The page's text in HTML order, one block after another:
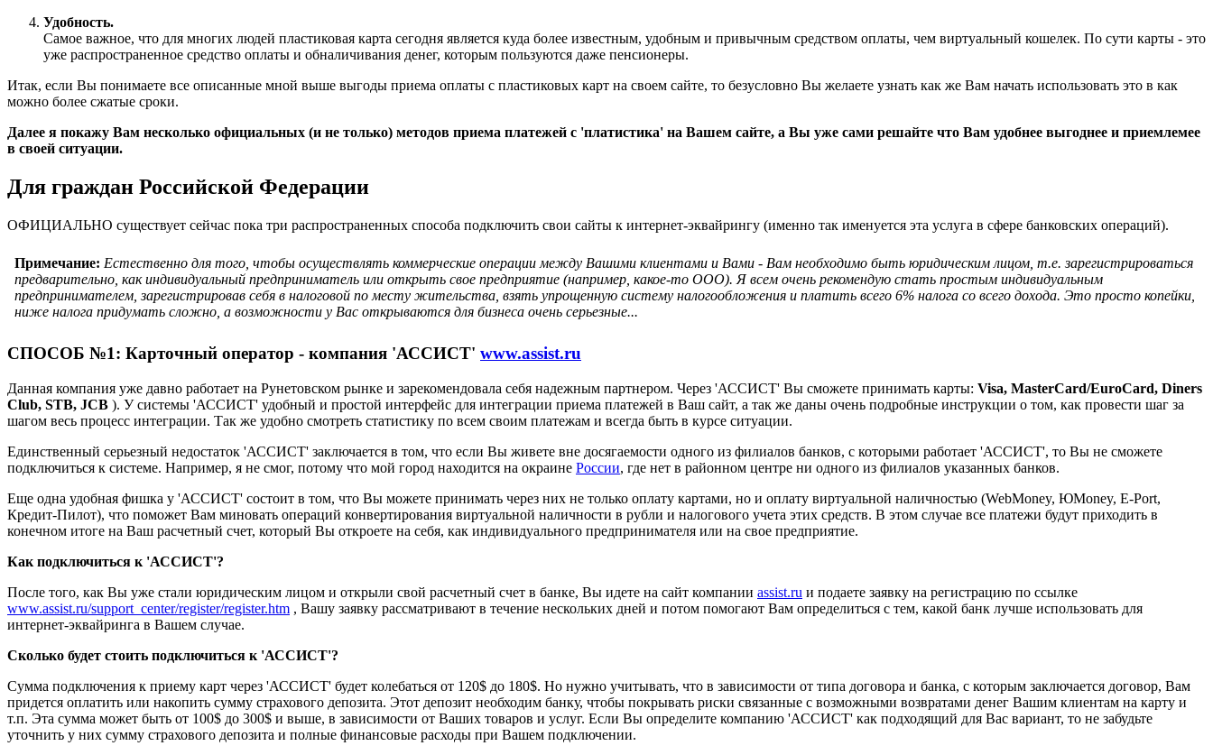
Удобность.
Самое важное, что для многих людей пластиковая карта сегодня является куда более известным, удобным и привычным средством оплаты, чем виртуальный кошелек. По сути карты - это
уже распространенное средство оплаты и обналичивания денег, которым пользуются даже пенсионеры.
Итак, если Вы понимаете все описанные мной выше выгоды приема оплаты с пластиковых карт на своем сайте, то безусловно Вы желаете узнать как же Вам начать использовать это в как
можно более сжатые сроки.
Далее я покажу Вам несколько официальных (и не только) методов приема платежей с 'платистика' на Вашем сайте, а Вы уже сами решайте что Вам удобнее выгоднее и приемлемее
в своей ситуации.
Для граждан Российской Федерации
ОФИЦИАЛЬНО существует сейчас пока три распространенных способа подключить свои сайты к интернет-эквайрингу (именно так именуется эта услуга в сфере банковских операций).
Примечание: Естественно для того, чтобы осуществлять коммерческие операции между Вашими клиентами и Вами - Вам необходимо быть юридическим лицом, т.е. зарегистрироваться
предварительно, как индивидуальный предприниматель или открыть свое предприятие (например, какое-то ООО). Я всем очень рекомендую стать простым индивидуальным
предпринимателем, зарегистрировав себя в налоговой по месту жительства, взять упрощенную систему налогообложения и платить всего 6% налога со всего дохода. Это просто копейки,
ниже налога придумать сложно, а возможности у Вас открываются для бизнеса очень серьезные...
СПОСОБ №1: Карточный оператор - компания 'АССИСТ' www.assist.ru
Данная компания уже давно работает на Рунетовском рынке и зарекомендовала себя надежным партнером. Через 'АССИСТ' Вы сможете принимать карты: Visa, MasterCard/EuroCard, Diners
Club, STB, JCB ). У системы 'АССИСТ' удобный и простой интерфейс для интеграции приема платежей в Ваш сайт, а так же даны очень подробные инструкции о том, как провести шаг за
шагом весь процесс интеграции. Так же удобно смотреть статистику по всем своим платежам и всегда быть в курсе ситуации.
Единственный серьезный недостаток 'АССИСТ' заключается в том, что если Вы живете вне досягаемости одного из филиалов банков, с которыми работает 'АССИСТ', то Вы не сможете
подключиться к системе. Например, я не смог, потому что мой город находится на окраине России, где нет в районном центре ни одного из филиалов указанных банков.
Еще одна удобная фишка у 'АССИСТ' состоит в том, что Вы можете принимать через них не только оплату картами, но и оплату виртуальной наличностью (WebMoney, ЮMoney, E-Port,
Кредит-Пилот), что поможет Вам миновать операций конвертирования виртуальной наличности в рубли и налогового учета этих средств. В этом случае все платежи будут приходить в
конечном итоге на Ваш расчетный счет, который Вы откроете на себя, как индивидуального предпринимателя или на свое предприятие.
Как подключиться к 'АССИСТ'?
После того, как Вы уже стали юридическим лицом и открыли свой расчетный счет в банке, Вы идете на сайт компании assist.ru и подаете заявку на регистрацию по ссылке
www.assist.ru/support_center/register/register.htm , Вашу заявку рассматривают в течение нескольких дней и потом помогают Вам определиться с тем, какой банк лучше использовать для
интернет-эквайринга в Вашем случае.
Сколько будет стоить подключиться к 'АССИСТ'?
Сумма подключения к приему карт через 'АССИСТ' будет колебаться от 120$ до 180$. Но нужно учитывать, что в зависимости от типа договора и банка, с которым заключается договор, Вам
придется оплатить или накопить сумму страхового депозита. Этот депозит необходим банку, чтобы покрывать риски связанные с возможными возвратами денег Вашим клиентам на карту и
т.п. Эта сумма может быть от 100$ до 300$ и выше, в зависимости от Ваших товаров и услуг. Если Вы определите компанию 'АССИСТ' как подходящий для Вас вариант, то не забудьте
уточнить у них сумму страхового депозита и полные финансовые расходы при Вашем подключении.